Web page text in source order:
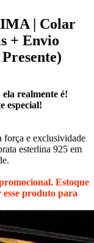
| Colar
+ Envio
realmente é!
especial!
força e exclusividade
esterlina 925 em
Estoque
produto para